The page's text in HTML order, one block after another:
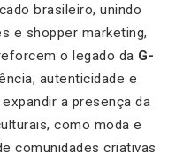
brasileiro, unindo
e shopper marketing,
o legado da G-
autenticidade e
a presença da
como moda e
comunidades criativas